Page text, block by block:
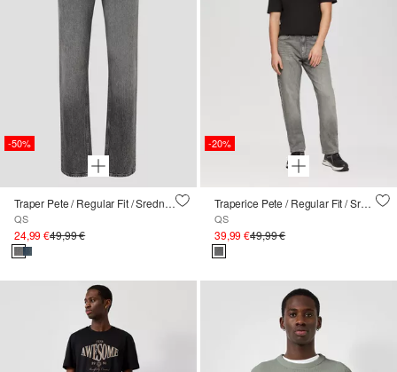
-50%
Traper Pete / Regular Fit / Srednji struk / Ravne nogavice
QS
24,99 €49,99 €
-20%
Traperice Pete / Regular Fit / Srednji struk / Ravne nogavice
QS
39,99 €49,99 €